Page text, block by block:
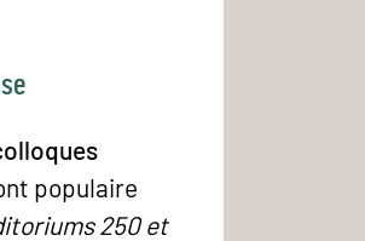
populaire
250 et